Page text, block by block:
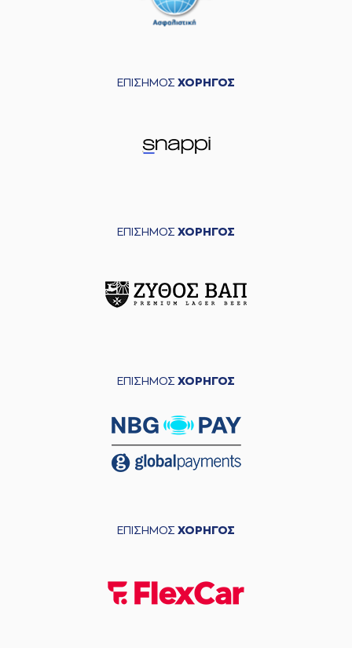
ΕΠΙΣΗΜΟΣ ΧΟΡΗΓΟΣ
ΕΠΙΣΗΜΟΣ ΧΟΡΗΓΟΣ
ΕΠΙΣΗΜΟΣ ΧΟΡΗΓΟΣ
ΕΠΙΣΗΜΟΣ ΧΟΡΗΓΟΣ